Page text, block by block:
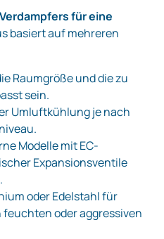
Verdampfers für eine
basiert auf mehreren
Raumgröße und die zu
sein.
Umluftkühlung je nach
Modelle mit EC-
Expansionsventile
oder Edelstahl für
oder aggressiven